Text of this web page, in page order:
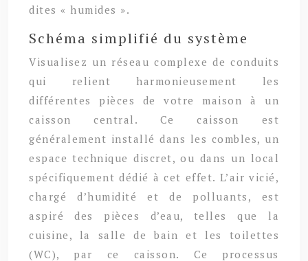
dites « humides ».
Schéma simplifié du système
Visualisez un réseau complexe de conduits
qui relient harmonieusement les
différentes pièces de votre maison à un
caisson central. Ce caisson est
généralement installé dans les combles, un
espace technique discret, ou dans un local
spécifiquement dédié à cet effet. L’air vicié,
chargé d’humidité et de polluants, est
aspiré des pièces d’eau, telles que la
cuisine, la salle de bain et les toilettes
(WC), par ce caisson. Ce processus